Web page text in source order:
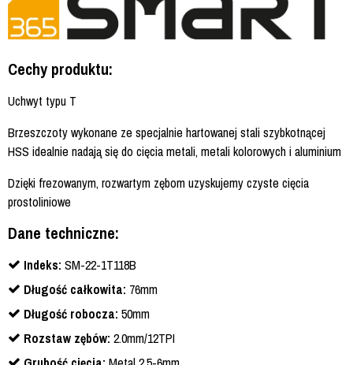
Cechy produktu:
Uchwyt typu T
Brzeszczoty wykonane ze specjalnie hartowanej stali szybkotnącej
HSS idealnie nadają się do cięcia metali, metali kolorowych i aluminium
Dzięki frezowanym, rozwartym zębom uzyskujemy czyste cięcia
prostoliniowe
Dane techniczne:
Indeks: SM-22-1T118B
Długość całkowita: 76mm
Długość robocza: 50mm
Rozstaw zębów: 2.0mm/12TPI